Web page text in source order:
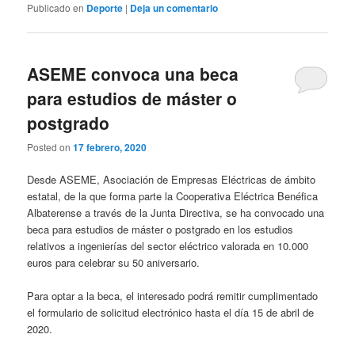
Publicado en Deporte | Deja un comentario
ASEME convoca una beca
para estudios de máster o
postgrado
Posted on17 febrero, 2020
Desde ASEME, Asociación de Empresas Eléctricas de ámbito
estatal, de la que forma parte la Cooperativa Eléctrica Benéfica
Albaterense a través de la Junta Directiva, se ha convocado una
beca para estudios de máster o postgrado en los estudios
relativos a ingenierías del sector eléctrico valorada en 10.000
euros para celebrar su 50 aniversario.
Para optar a la beca, el interesado podrá remitir cumplimentado
el formulario de solicitud electrónico hasta el día 15 de abril de
2020.